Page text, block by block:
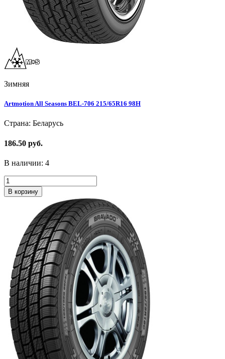
Зимняя
Artmotion All Seasons BEL-706 215/65R16 98H
Страна: Беларусь
186.50 руб.
В наличии: 4
В корзину